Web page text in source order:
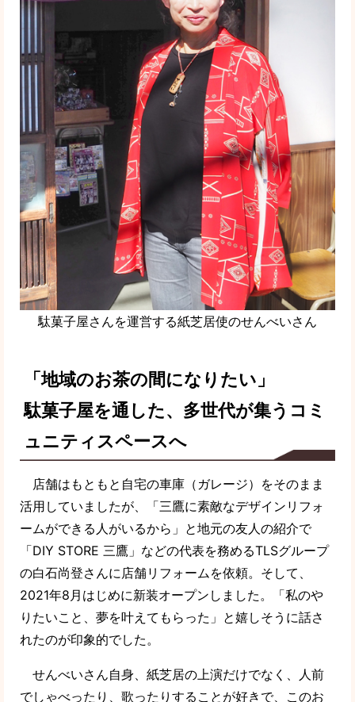
駄菓子屋さんを運営する紙芝居使のせんべいさん
「地域のお茶の間になりたい」
駄菓子屋を通した、多世代が集うコミ
ュニティスペースへ
店舗はもともと自宅の車庫（ガレージ）をそのまま
活用していましたが、「三鷹に素敵なデザインリフォ
ームができる人がいるから」と地元の友人の紹介で
「DIY STORE 三鷹」などの代表を務めるTLSグループ
の白石尚登さんに店舗リフォームを依頼。そして、
2021年8月はじめに新装オープンしました。「私のや
りたいこと、夢を叶えてもらった」と嬉しそうに話さ
れたのが印象的でした。
せんべいさん自身、紙芝居の上演だけでなく、人前
でしゃべったり、歌ったりすることが好きで、このお